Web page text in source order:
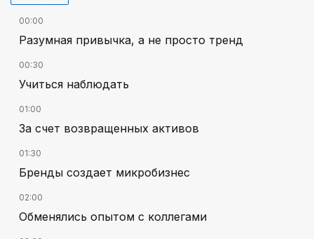
00:00
Разумная привычка, а не просто тренд
00:30
Учиться наблюдать
01:00
За счет возвращенных активов
01:30
Бренды создает микробизнес
02:00
Обменялись опытом с коллегами